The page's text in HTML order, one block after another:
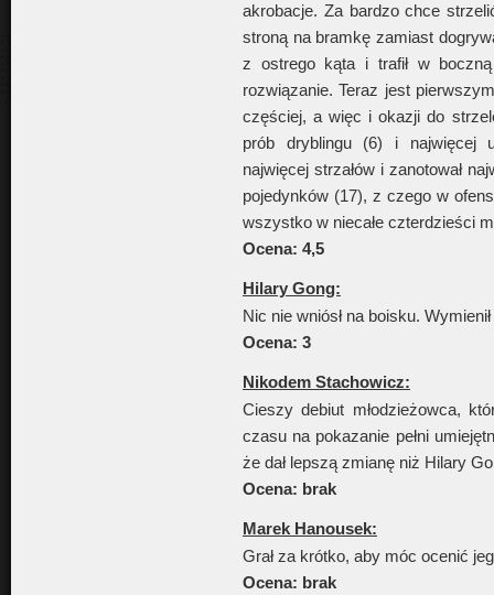
akrobacje. Za bardzo chce
stroną na bramkę zamiast
z ostrego kąta i trafił w
rozwiązanie. Teraz jest
częściej, a więc i okazji do
prób dryblingu (6) i najwięcej
najwięcej strzałów i zanotował
pojedynków (17), z czego w
wszystko w niecałe czterdzieści
Ocena: 4,5
Hilary Gong:
Nic nie wniósł na boisku.
Ocena: 3
Nikodem Stachowicz:
Cieszy debiut młodzieżowca,
czasu na pokazanie pełni
że dał lepszą zmianę niż Hilary
Ocena: brak
Marek Hanousek:
Grał za krótko, aby móc ocenić
Ocena: brak